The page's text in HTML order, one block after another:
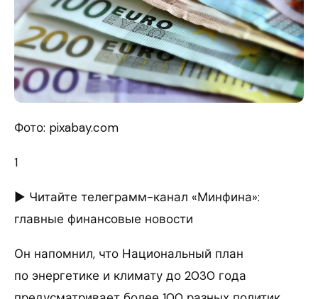
Фото: pixabay.com
1
► Читайте телеграмм-канал «Минфина»:
главные финансовые новости
Он напомнил, что Национальный план
по энергетике и климату до 2030 года